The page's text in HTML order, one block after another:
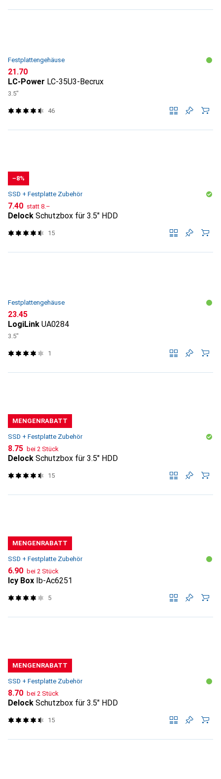
Festplattengehäuse
CHF
21.70
LC-Power LC-35U3-Becrux
3.5"
46
−8%
SSD + Festplatte Zubehör
CHF
7.40 statt CHF
8.–
Delock Schutzbox für 3.5" HDD
15
Festplattengehäuse
CHF
23.45
LogiLink UA0284
3.5"
1
MENGENRABATT
SSD + Festplatte Zubehör
CHF
8.75 bei 2 Stück
Delock Schutzbox für 3.5" HDD
15
MENGENRABATT
SSD + Festplatte Zubehör
CHF
6.90 bei 2 Stück
Icy Box Ib-Ac6251
5
MENGENRABATT
SSD + Festplatte Zubehör
CHF
8.70 bei 2 Stück
Delock Schutzbox für 3.5" HDD
15